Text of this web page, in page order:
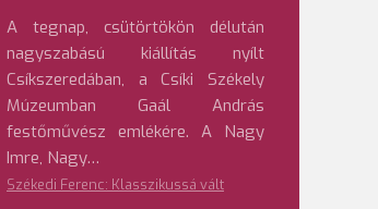
A tegnap, csütörtökön délután
nagyszabású kiállítás nyílt
Csíkszeredában, a Csíki Székely
Múzeumban Gaál András
festőművész emlékére. A Nagy
Imre, Nagy…
Székedi Ferenc: Klasszikussá vált